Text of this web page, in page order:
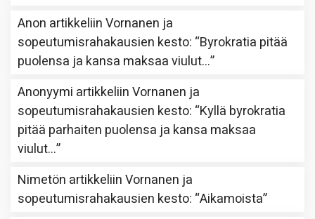
Anon artikkeliinVornanen ja
sopeutumisrahakausien kesto: “Byrokratia pitää
puolensa ja kansa maksaa viulut…”
Anonyymi artikkeliinVornanen ja
sopeutumisrahakausien kesto: “Kyllä byrokratia
pitää parhaiten puolensa ja kansa maksaa
viulut…”
Nimetön artikkeliinVornanen ja
sopeutumisrahakausien kesto: “Aikamoista”